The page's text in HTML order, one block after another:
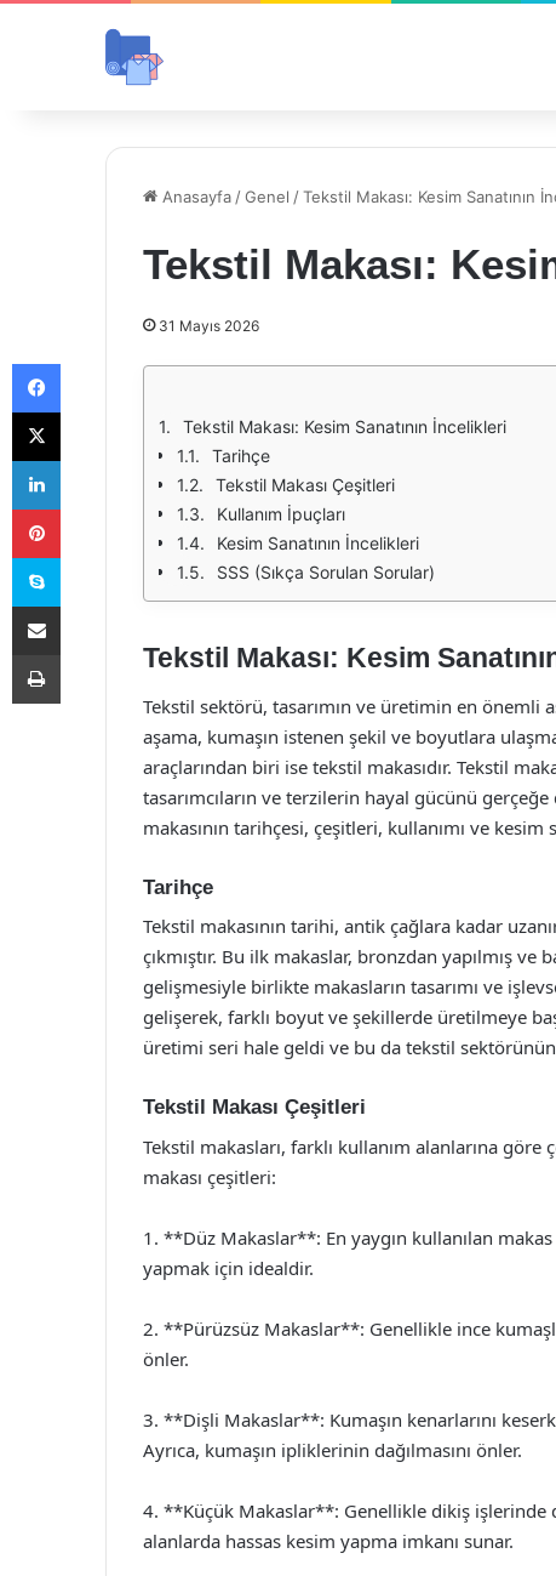
Anasayfa /Genel /Tekstil Makası: Kesim Sanatının
Tekstil Makası:
31 Mayıs 2026
Tekstil Makası: Kesim Sanatının İncelikleri
Tarihçe
Tekstil Makası Çeşitleri
Kullanım İpuçları
Kesim Sanatının İncelikleri
SSS (Sıkça Sorulan Sorular)
Tekstil Makası: Kesim
Tekstil sektörü, tasarımın ve üretimin en önemli
aşama, kumaşın istenen şekil ve boyutlara
araçlarından biri ise tekstil makasıdır. Tekstil
tasarımcıların ve terzilerin hayal gücünü
makasının tarihçesi, çeşitleri, kullanımı ve
Tarihçe
Tekstil makasının tarihi, antik çağlara kadar
çıkmıştır. Bu ilk makaslar, bronzdan yapılmış
gelişmesiyle birlikte makasların tasarımı ve
gelişerek, farklı boyut ve şekillerde üretilmeye
üretimi seri hale geldi ve bu da tekstil
Tekstil Makası Çeşitleri
Tekstil makasları, farklı kullanım alanlarına
makası çeşitleri:
1. **Düz Makaslar**: En yaygın kullanılan
yapmak için idealdir.
2. **Pürüzsüz Makaslar**: Genellikle ince
önler.
3. **Dişli Makaslar**: Kumaşın kenarlarını
Ayrıca, kumaşın ipliklerinin dağılmasını önler.
4. **Küçük Makaslar**: Genellikle dikiş işlerinde
alanlarda hassas kesim yapma imkanı sunar.
Facebook
X
LinkedIn
Pinterest
Skype
E-Posta ile paylaş